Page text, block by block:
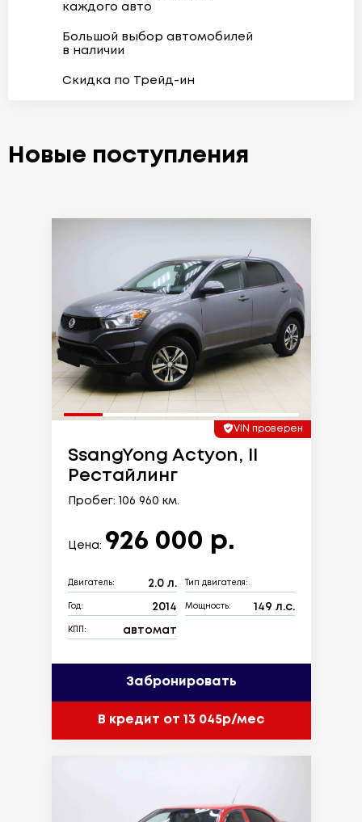
каждого авто
Большой выбор автомобилей
в наличии
Скидка по Трейд-ин
Новые поступления
VIN проверен
SsangYong Actyon, II
Рестайлинг
Пробег: 106 960 км.
Цена: 926 000 р.
Двигатель: 2.0 л. Тип двигателя:
Год: 2014 Мощность: 149 л.с.
КПП: автомат
Забронировать
В кредит от 13 045р/мес